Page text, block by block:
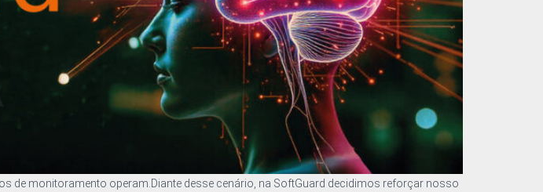
monitoramento operam.Diante desse cenário, na SoftGuard decidimos reforçar nosso